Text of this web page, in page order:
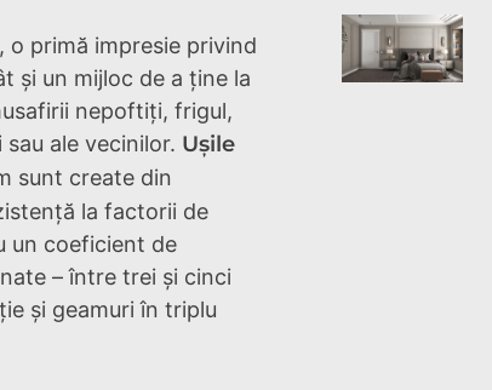
o primă impresie privind
și un mijloc de a ține la
nepoftiți, frigul,
ale vecinilor. Ușile
sunt create din
la factorii de
un coeficient de
– între trei și cinci
și geamuri în triplu